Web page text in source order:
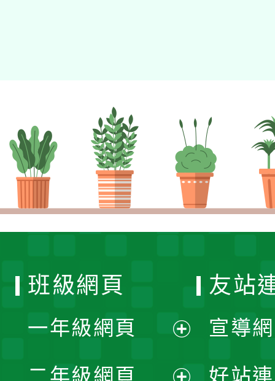
班級網頁
一年級網頁
二年級網頁
友站
宣導
好站